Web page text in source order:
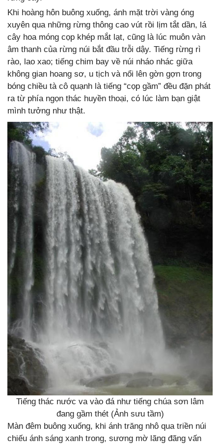
Khi hoàng hôn buông xuống, ánh mặt trời vàng óng
xuyên qua những rừng thông cao vút rồi lịm tắt dần, lá
cây hoa móng cọp khép mắt lạt, cũng là lúc muôn vàn
âm thanh của rừng núi bắt đầu trỗi dậy. Tiếng rừng rì
rào, lao xao; tiếng chim bay về núi nháo nhác giữa
không gian hoang sơ, u tịch và nổi lên gờn gợn trong
bóng chiều tà cô quạnh là tiếng “cọp gầm” đều đặn phát
ra từ phía ngọn thác huyền thoại, có lúc làm bạn giật
mình tưởng như thật.
Tiếng thác nước va vào đá như tiếng chúa sơn lâm
đang gầm thét (Ảnh sưu tầm)
Màn đêm buông xuống, khi ánh trăng nhô qua triền núi
chiếu ánh sáng xanh trong, sương mờ lãng đãng vấn